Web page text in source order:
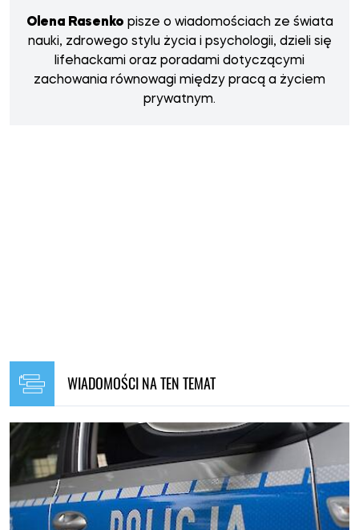
Olena Rasenko pisze o wiadomościach ze świata
nauki, zdrowego stylu życia i psychologii, dzieli się
lifehackami oraz poradami dotyczącymi
zachowania równowagi między pracą a życiem
prywatnym.
WIADOMOŚCI NA TEN TEMAT